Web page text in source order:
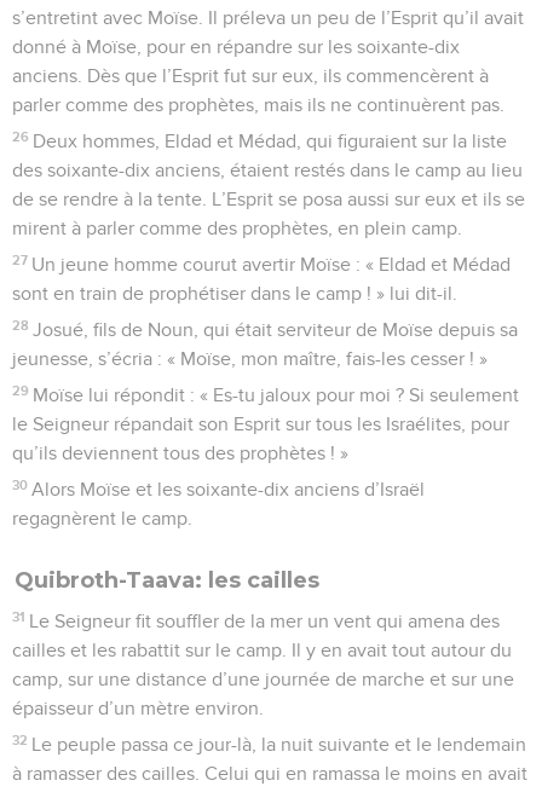
s’entretint avec Moïse. Il préleva un peu de l’Esprit qu’il avait
donné à Moïse, pour en répandre sur les soixante-dix
anciens. Dès que l’Esprit fut sur eux, ils commencèrent à
parler comme des prophètes, mais ils ne continuèrent pas.
26 Deux hommes, Eldad et Médad, qui figuraient sur la liste
des soixante-dix anciens, étaient restés dans le camp au lieu
de se rendre à la tente. L’Esprit se posa aussi sur eux et ils se
mirent à parler comme des prophètes, en plein camp.
27 Un jeune homme courut avertir Moïse : « Eldad et Médad
sont en train de prophétiser dans le camp ! » lui dit-il.
28 Josué, fils de Noun, qui était serviteur de Moïse depuis sa
jeunesse, s’écria : « Moïse, mon maître, fais-les cesser ! »
29 Moïse lui répondit : « Es-tu jaloux pour moi ? Si seulement
le Seigneur répandait son Esprit sur tous les Israélites, pour
qu’ils deviennent tous des prophètes ! »
30 Alors Moïse et les soixante-dix anciens d’Israël
regagnèrent le camp.
Quibroth-Taava: les cailles
31 Le Seigneur fit souffler de la mer un vent qui amena des
cailles et les rabattit sur le camp. Il y en avait tout autour du
camp, sur une distance d’une journée de marche et sur une
épaisseur d’un mètre environ.
32 Le peuple passa ce jour-là, la nuit suivante et le lendemain
à ramasser des cailles. Celui qui en ramassa le moins en avait